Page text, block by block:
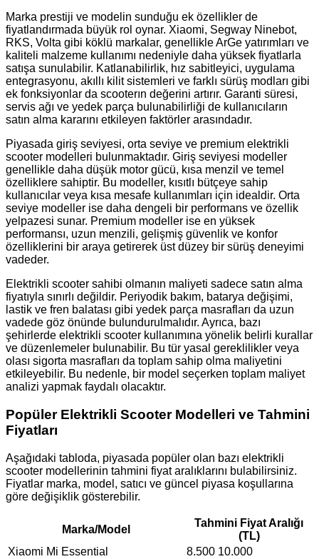
Marka prestiji ve modelin sunduğu ek özellikler de
fiyatlandırmada büyük rol oynar. Xiaomi, Segway Ninebot,
RKS, Volta gibi köklü markalar, genellikle ArGe yatırımları ve
kaliteli malzeme kullanımı nedeniyle daha yüksek fiyatlarla
satışa sunulabilir. Katlanabilirlik, hız sabitleyici, uygulama
entegrasyonu, akıllı kilit sistemleri ve farklı sürüş modları gibi
ek fonksiyonlar da scooterın değerini artırır. Garanti süresi,
servis ağı ve yedek parça bulunabilirliği de kullanıcıların
satın alma kararını etkileyen faktörler arasındadır.
Piyasada giriş seviyesi, orta seviye ve premium elektrikli
scooter modelleri bulunmaktadır. Giriş seviyesi modeller
genellikle daha düşük motor gücü, kısa menzil ve temel
özelliklere sahiptir. Bu modeller, kısıtlı bütçeye sahip
kullanıcılar veya kısa mesafe kullanımları için idealdir. Orta
seviye modeller ise daha dengeli bir performans ve özellik
yelpazesi sunar. Premium modeller ise en yüksek
performansı, uzun menzili, gelişmiş güvenlik ve konfor
özelliklerini bir araya getirerek üst düzey bir sürüş deneyimi
vadeder.
Elektrikli scooter sahibi olmanın maliyeti sadece satın alma
fiyatıyla sınırlı değildir. Periyodik bakım, batarya değişimi,
lastik ve fren balatası gibi yedek parça masrafları da uzun
vadede göz önünde bulundurulmalıdır. Ayrıca, bazı
şehirlerde elektrikli scooter kullanımına yönelik belirli kurallar
ve düzenlemeler bulunabilir. Bu tür yasal gereklilikler veya
olası sigorta masrafları da toplam sahip olma maliyetini
etkileyebilir. Bu nedenle, bir model seçerken toplam maliyet
analizi yapmak faydalı olacaktır.
Popüler Elektrikli Scooter Modelleri ve Tahmini
Fiyatları
Aşağıdaki tabloda, piyasada popüler olan bazı elektrikli
scooter modellerinin tahmini fiyat aralıklarını bulabilirsiniz.
Fiyatlar marka, model, satıcı ve güncel piyasa koşullarına
göre değişiklik gösterebilir.
Marka/Model
Tahmini Fiyat Aralığı
(TL)
Xiaomi Mi Essential
8.500 10.000